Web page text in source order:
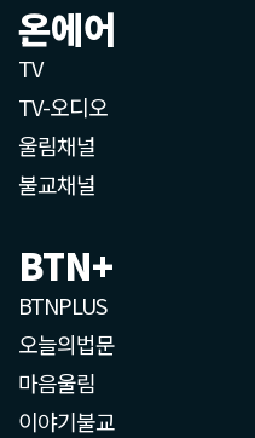
온에어
TV
TV-오디오
울림채널
불교채널
BTN+
BTNPLUS
오늘의법문
마음울림
이야기불교